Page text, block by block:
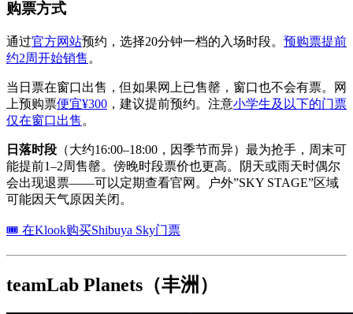
购票方式
通过官方网站预约，选择20分钟一档的入场时段。 预购票提前
约2周开始销售 。
当日票在窗口出售，但如果网上已售罄，窗口也不会有票。网
上预购票便宜¥300 ，建议提前预约。注意小学生及以下的门票
仅在窗口出售 。
日落时段 （大约16:00–18:00，因季节而异）最为抢手，周末可
能提前1–2周售罄。傍晚时段票价也更高。阴天或雨天时偶尔
会出现退票——可以定期查看官网。户外”SKY STAGE”区域
可能因天气原因关闭。
🎟 在Klook购买Shibuya Sky门票
teamLab Planets（丰洲）